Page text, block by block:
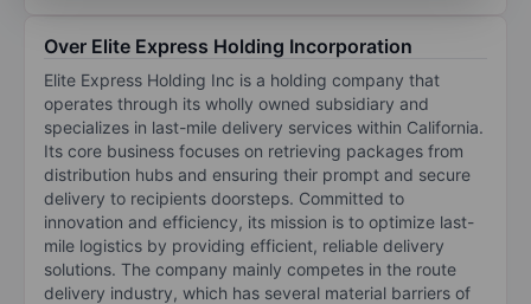
Over Elite Express Holding Incorporation
Elite Express Holding Inc is a holding company that
operates through its wholly owned subsidiary and
specializes in last-mile delivery services within California.
Its core business focuses on retrieving packages from
distribution hubs and ensuring their prompt and secure
delivery to recipients doorsteps. Committed to
innovation and efficiency, its mission is to optimize last-
mile logistics by providing efficient, reliable delivery
solutions. The company mainly competes in the route
delivery industry, which has several material barriers of